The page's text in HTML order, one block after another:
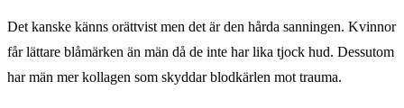
Det kanske känns orättvist men det är den hårda sanningen. Kvinnor
får lättare blåmärken än män då de inte har lika tjock hud. Dessutom
har män mer kollagen som skyddar blodkärlen mot trauma.